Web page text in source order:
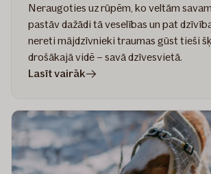
Neraugoties uz rūpēm, ko veltām
pastāv dažādi tā veselības un pat
nereti mājdzīvnieki traumas gūst tieši
drošākajā vidē – savā dzīvesvietā.
Lasīt vairākrakstā
traumas